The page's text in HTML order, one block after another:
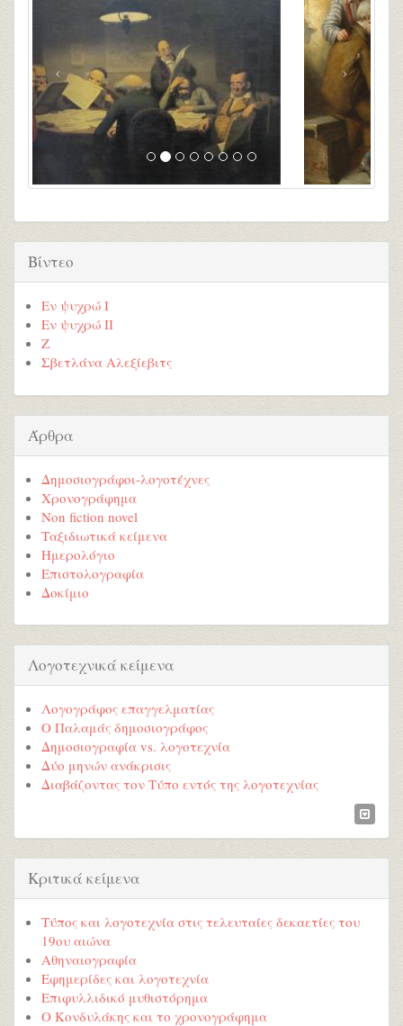
Βίντεο
Εν ψυχρώ I
Εν ψυχρώ ΙΙ
Ζ
Σβετλάνα Αλεξίεβιτς
Άρθρα
Δημοσιογράφοι-λογοτέχνες
Χρονογράφημα
Non fiction novel
Ταξιδιωτικά κείμενα
Ημερολόγιο
Επιστολογραφία
Δοκίμιο
Λογοτεχνικά κείμενα
Λογογράφος επαγγελματίας
Ο Παλαμάς δημοσιογράφος
Δημοσιογραφία vs. λογοτεχνία
Δύο μηνών ανάκρισις
Διαβάζοντας τον Τύπο εντός της λογοτεχνίας
Κριτικά κείμενα
Τύπος και λογοτεχνία στις τελευταίες δεκαετίες του
19ου αιώνα
Αθηναιογραφία
Εφημερίδες και λογοτεχνία
Επιφυλλιδικό μυθιστόρημα
Ο Κονδυλάκης και το χρονογράφημα